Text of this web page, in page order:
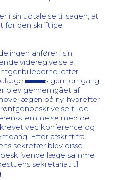
i sin udtalelse til sagen, at
for den skriftlige
anfører i sin
videregivelse af
efter
s gennemgang
blev gennemgået af
på ny, hvorefter
til de
med de
ved konference og
Efter afskrift fra
sekretær blev disse
læge samme
sekretariat til